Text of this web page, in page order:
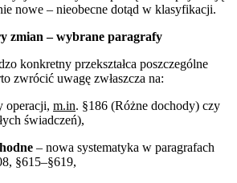
nowe – nieobecne dotąd w klasyfikacji.
zmian – wybrane paragrafy
konkretny przekształca poszczególne
zwrócić uwagę zwłaszcza na:
operacji, m.in. §186 (Różne dochody) czy
świadczeń),
– nowa systematyka w paragrafach
§615–§619,